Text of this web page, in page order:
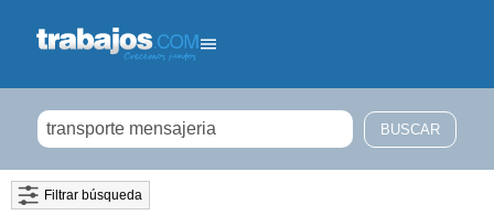
Filtrar búsqueda